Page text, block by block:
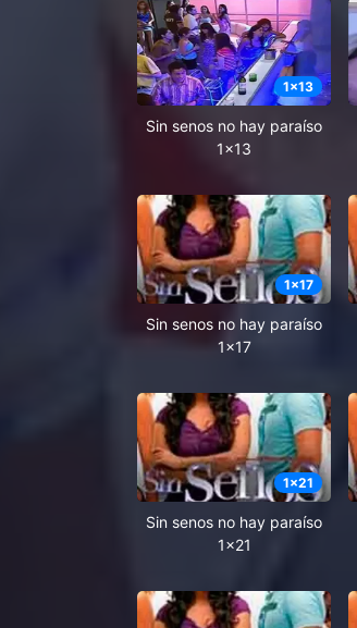
1x13
Sin senos no hay paraíso
1x13
1x17
Sin senos no hay paraíso
1x17
1x21
Sin senos no hay paraíso
1x21